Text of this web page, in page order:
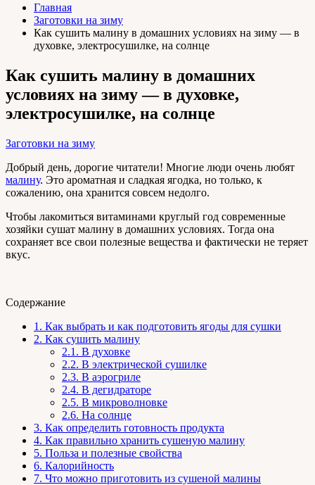
Главная
Заготовки на зиму
Как сушить малину в домашних условиях на зиму — в
духовке, электросушилке, на солнце
Как сушить малину в домашних
условиях на зиму — в духовке,
электросушилке, на солнце
Заготовки на зиму
Добрый день, дорогие читатели! Многие люди очень любят
малину. Это ароматная и сладкая ягодка, но только, к
сожалению, она хранится совсем недолго.
Чтобы лакомиться витаминами круглый год современные
хозяйки сушат малину в домашних условиях. Тогда она
сохраняет все свои полезные вещества и фактически не теряет
вкус.
Содержание
1. Как выбрать и как подготовить ягоды для сушки
2. Как сушить малину
2.1. В духовке
2.2. В электрической сушилке
2.3. В аэрогриле
2.4. В дегидраторе
2.5. В микроволновке
2.6. На солнце
3. Как определить готовность продукта
4. Как правильно хранить сушеную малину
5. Польза и полезные свойства
6. Калорийность
7. Что можно приготовить из сушеной малины